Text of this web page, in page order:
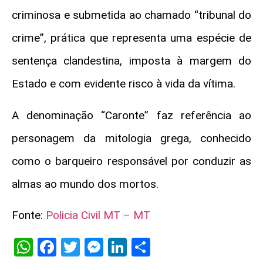
criminosa e submetida ao chamado “tribunal do
crime”, prática que representa uma espécie de
sentença clandestina, imposta à margem do
Estado e com evidente risco à vida da vítima.
A denominação “Caronte” faz referência ao
personagem da mitologia grega, conhecido
como o barqueiro responsável por conduzir as
almas ao mundo dos mortos.
Fonte: Policia Civil MT – MT
WhatsApp
Facebook
Twitter
Messenger
LinkedIn